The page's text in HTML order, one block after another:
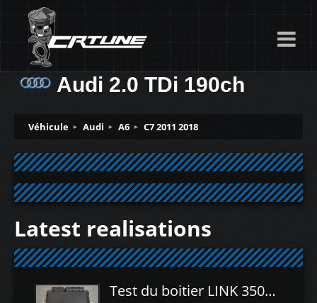
Audi 2.0 TDi 190ch
Véhicule Audi A6 C7 2011 2018
Latest realisations
Test du boitier LINK 350Z Plugin ECU